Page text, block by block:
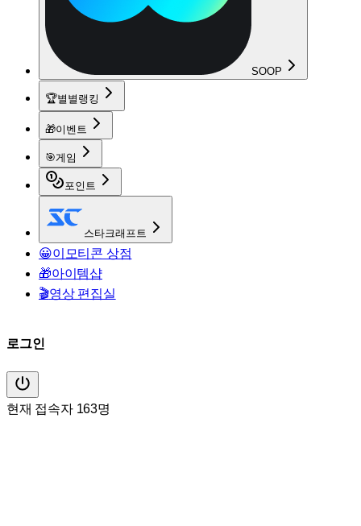
SOOP
🏆별별랭킹
🎁이벤트
🎯게임
포인트
스타크래프트
😀이모티콘 상점
🎁아이템샵
🎬영상 편집실
로그인
현재 접속자 163명